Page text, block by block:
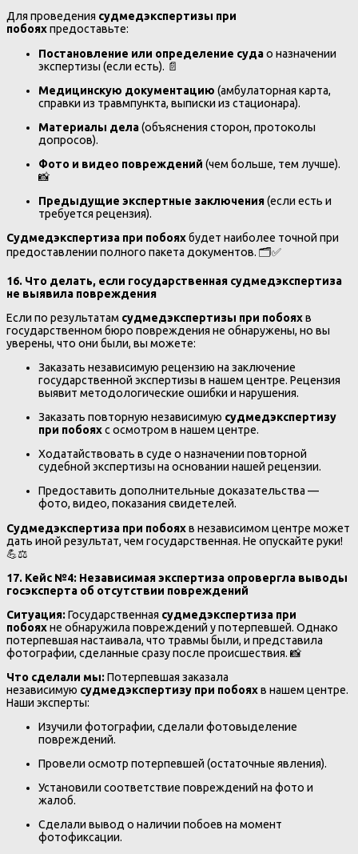
Для проведения судмедэкспертизы при
побояхпредоставьте:
Постановление или определение судао назначении
экспертизы (если есть). 📄
Медицинскую документацию (амбулаторная карта,
справки из травмпункта, выписки из стационара).
Материалы дела(объяснения сторон, протоколы
допросов).
Фото и видео повреждений (чем больше, тем лучше).
📸
Предыдущие экспертные заключения(если есть и
требуется рецензия).
Судмедэкспертиза при побояхбудет наиболее точной при
предоставлении полного пакета документов. 🗂️✅
16. Что делать, если государственная судмедэкспертиза
не выявила повреждения
Если по результатам судмедэкспертизы при побояхв
государственном бюро повреждения не обнаружены, но вы
уверены, что они были, вы можете:
Заказать независимую рецензию на заключение
государственной экспертизы в нашем центре. Рецензия
выявит методологические ошибки и нарушения.
Заказать повторную независимую судмедэкспертизу
при побояхс осмотром в нашем центре.
Ходатайствовать в суде о назначении повторной
судебной экспертизы на основании нашей рецензии.
Предоставить дополнительные доказательства —
фото, видео, показания свидетелей.
Судмедэкспертиза при побояхв независимом центре может
дать иной результат, чем государственная. Не опускайте руки!
💪⚖️
17. Кейс №4: Независимая экспертиза опровергла выводы
госэксперта об отсутствии повреждений
Ситуация:Государственная судмедэкспертиза при
побояхне обнаружила повреждений у потерпевшей. Однако
потерпевшая настаивала, что травмы были, и представила
фотографии, сделанные сразу после происшествия. 📸
Что сделали мы:Потерпевшая заказала
независимую судмедэкспертизу при побояхв нашем центре.
Наши эксперты:
Изучили фотографии, сделали фотовыделение
повреждений.
Провели осмотр потерпевшей (остаточные явления).
Установили соответствие повреждений на фото и
жалоб.
Сделали вывод о наличии побоев на момент
фотофиксации.